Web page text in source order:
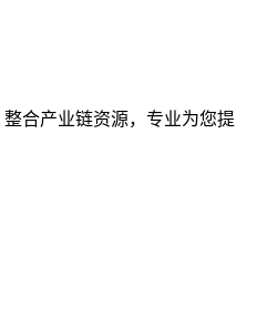
整合产业链资源，专业为您提